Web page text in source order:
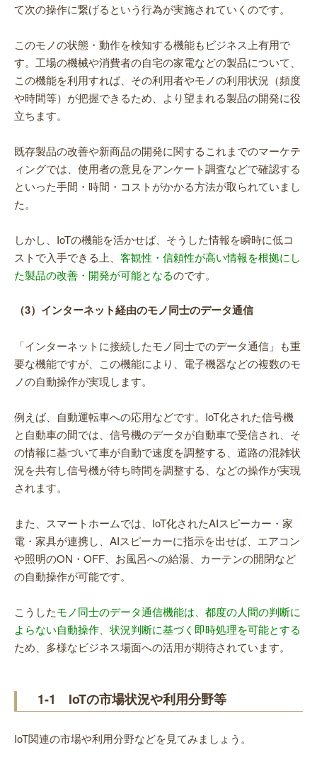
て次の操作に繋げるという行為が実施されていくのです。
このモノの状態・動作を検知する機能もビジネス上有用で
す。工場の機械や消費者の自宅の家電などの製品について、
この機能を利用すれば、その利用者やモノの利用状況（頻度
や時間等）が把握できるため、より望まれる製品の開発に役
立ちます。
既存製品の改善や新商品の開発に関するこれまでのマーケテ
ィングでは、使用者の意見をアンケート調査などで確認する
といった手間・時間・コストがかかる方法が取られていまし
た。
しかし、IoTの機能を活かせば、そうした情報を瞬時に低コ
ストで入手できる上、 客観性・信頼性が高い情報を根拠にし
た製品の改善・開発が可能となるのです。
（3）インターネット経由のモノ同士のデータ通信
「インターネットに接続したモノ同士でのデータ通信」も重
要な機能ですが、この機能により、電子機器などの複数のモ
ノの自動操作が実現します。
例えば、自動運転車への応用などです。IoT化された信号機
と自動車の間では、信号機のデータが自動車で受信され、そ
の情報に基づいて車が自動で速度を調整する、道路の混雑状
況を共有し信号機が待ち時間を調整する、などの操作が実現
されます。
また、スマートホームでは、IoT化されたAIスピーカー・家
電・家具が連携し、AIスピーカーに指示を出せば、エアコン
や照明のON・OFF、お風呂への給湯、カーテンの開閉など
の自動操作が可能です。
こうしたモノ同士のデータ通信機能は、都度の人間の判断に
よらない自動操作、状況判断に基づく即時処理を可能とする
ため、多様なビジネス場面への活用が期待されています。
1-1 IoTの市場状況や利用分野等
IoT関連の市場や利用分野などを見てみましょう。